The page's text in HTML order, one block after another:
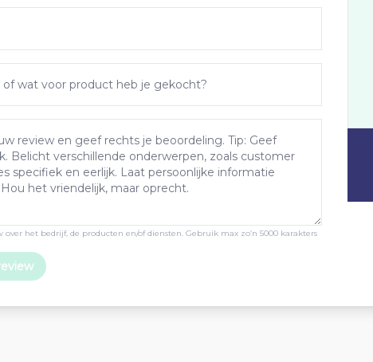
over het bedrijf, de producten en/of diensten. Gebruik max zo’n 5000 karakters